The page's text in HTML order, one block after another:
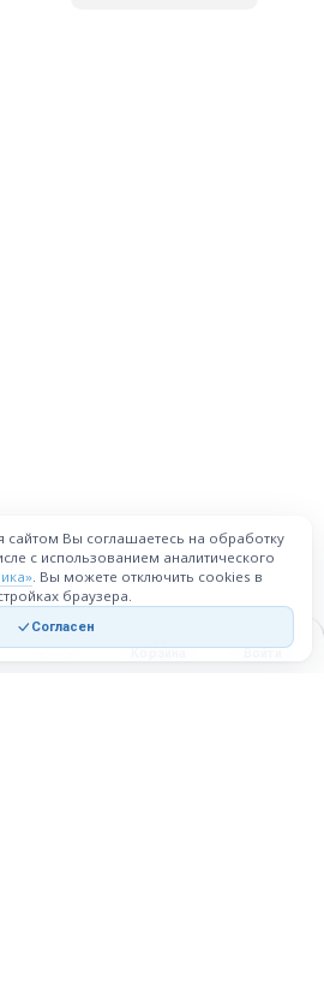
Корзина Войти
сайтом Вы соглашаетесь на обработку
с использованием аналитического
. Вы можете отключить cookies в
браузера.
Согласен